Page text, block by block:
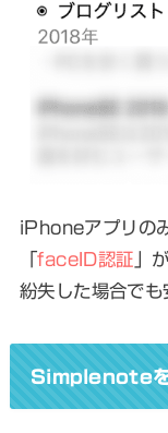
iPhoneアプリの
「faceID認証 」
紛失した場合でも
Simplenoteを